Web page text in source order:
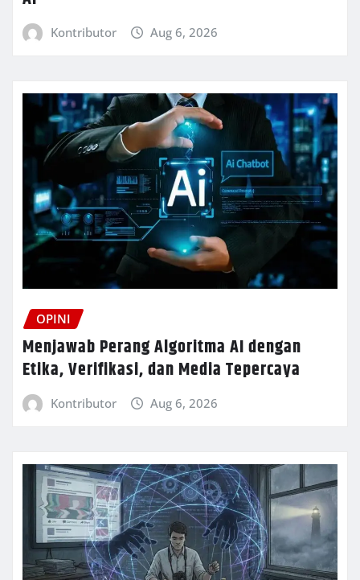
Kontributor Aug 6, 2026
OPINI
Menjawab Perang Algoritma AI dengan
Etika, Verifikasi, dan Media Tepercaya
Kontributor Aug 6, 2026